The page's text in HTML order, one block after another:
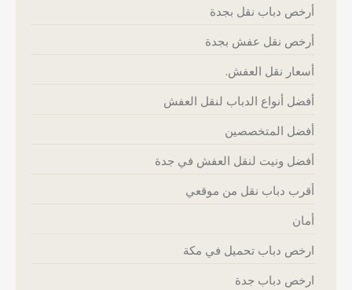
أرخص دباب نقل بجدة
أرخص نقل عفش بجدة
أسعار نقل العفش.
أفضل أنواع الدباب لنقل العفش
أفضل المتخصصين
أفضل ونيت لنقل العفش في جدة
أقرب دباب نقل من موقعي
أمان
ارخص دباب تحميل في مكة
ارخص دباب جدة